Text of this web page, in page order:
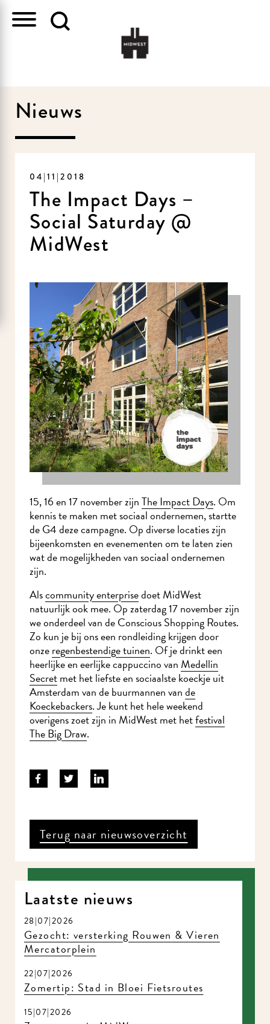
Nieuws
04|11|2018
The Impact Days –
Social Saturday @
MidWest
15, 16 en 17 november zijnThe Impact Days. Om
kennis te maken met sociaal ondernemen, startte
de G4 deze campagne. Op diverse locaties zijn
bijeenkomsten en evenementen om te laten zien
wat de mogelijkheden van sociaal ondernemen
zijn.
Alscommunity enterprisedoet MidWest
natuurlijk ook mee. Op zaterdag 17 november zijn
we onderdeel van de Conscious Shopping Routes.
Zo kun je bij ons een rondleiding krijgen door
onzeregenbestendige tuinen. Of je drinkt een
heerlijke en eerlijke cappuccino van Medellin
Secretmet het liefste en sociaalste koeckje uit
Amsterdam van de buurmannen vande
Koeckebackers. Je kunt het hele weekend
overigens zoet zijn in MidWest met hetfestival
The Big Draw.
Terug naar nieuwsoverzicht
Laatste nieuws
28|07|2026
Gezocht: versterking Rouwen & Vieren
Mercatorplein
22|07|2026
Zomertip: Stad in Bloei Fietsroutes
15|07|2026